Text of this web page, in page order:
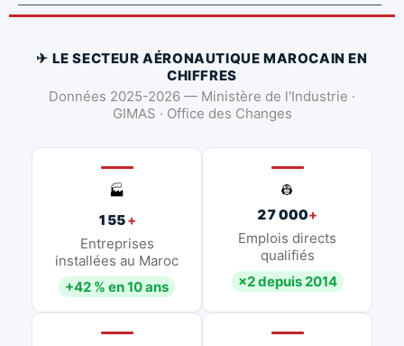
✈ LE SECTEUR AÉRONAUTIQUE MAROCAIN EN
CHIFFRES
Données 2025-2026 — Ministère de l'Industrie ·
GIMAS · Office des Changes
🏭
155+
Entreprises
installées au Maroc
+42 % en 10 ans
👷
27 000+
Emplois directs
qualifiés
×2 depuis 2014